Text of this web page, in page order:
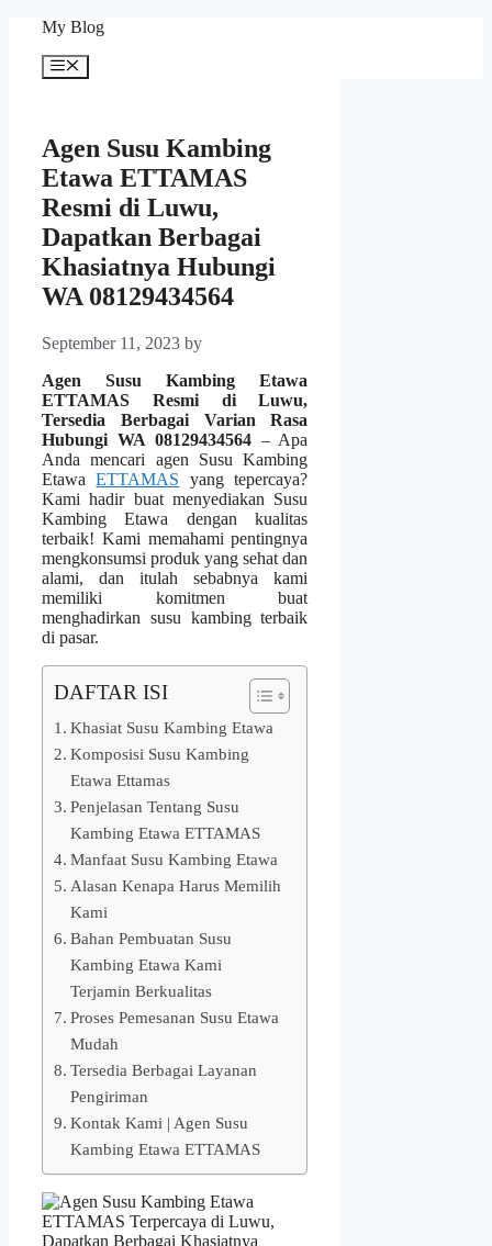
content
My Blog
Menu
Agen Susu Kambing
Etawa ETTAMAS
Resmi di Luwu,
Dapatkan Berbagai
Khasiatnya Hubungi
WA 08129434564
September 11, 2023 by
Agen Susu Kambing Etawa
ETTAMAS Resmi di Luwu,
Tersedia Berbagai Varian Rasa
Hubungi WA 08129434564– Apa
Anda mencari agen Susu Kambing
EtawaETTAMAS yang tepercaya?
Kami hadir buat menyediakan Susu
Kambing Etawa dengan kualitas
terbaik! Kami memahami pentingnya
mengkonsumsi produk yang sehat dan
alami, dan itulah sebabnya kami
memiliki komitmen buat
menghadirkan susu kambing terbaik
di pasar.
DAFTAR ISI
Khasiat Susu Kambing Etawa
Komposisi Susu Kambing
Etawa Ettamas
Penjelasan Tentang Susu
Kambing Etawa ETTAMAS
Manfaat Susu Kambing Etawa
Alasan Kenapa Harus Memilih
Kami
Bahan Pembuatan Susu
Kambing Etawa Kami
Terjamin Berkualitas
Proses Pemesanan Susu Etawa
Mudah
Tersedia Berbagai Layanan
Pengiriman
Kontak Kami | Agen Susu
Kambing Etawa ETTAMAS